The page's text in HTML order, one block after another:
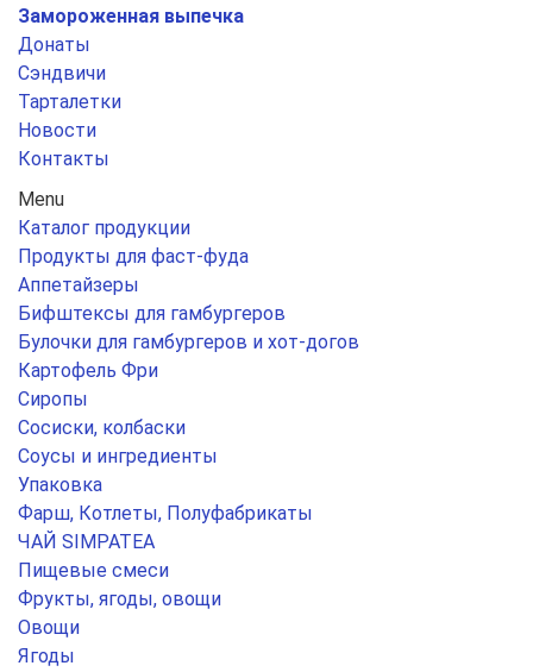
Замороженная выпечка
Донаты
Сэндвичи
Тарталетки
Новости
Контакты
Menu
Каталог продукции
Продукты для фаст-фуда
Аппетайзеры
Бифштексы для гамбургеров
Булочки для гамбургеров и хот-догов
Картофель Фри
Сиропы
Сосиски, колбаски
Соусы и ингредиенты
Упаковка
Фарш, Котлеты, Полуфабрикаты
ЧАЙ SIMPATEA
Пищевые смеси
Фрукты, ягоды, овощи
Овощи
Ягоды